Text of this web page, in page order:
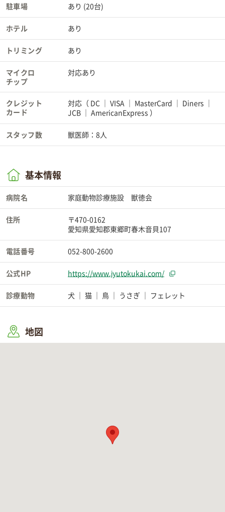
駐車場 あり (20台)
ホテル あり
トリミング あり
マイクロ
チップ
対応あり
クレジット
カード
対応（ DC VISA MasterCard
Diners
JCB
AmericanExpress ）
スタッフ数 獣医師：8人
基本情報
病院名 家庭動物診療施設 獣徳会
住所
〒470-0162
愛知県愛知郡東郷町春木音貝107
電話番号 052-800-2600
公式HP https://www.jyutokukai.com/
診療動物 犬 猫 鳥 うさぎ フェレット
地図